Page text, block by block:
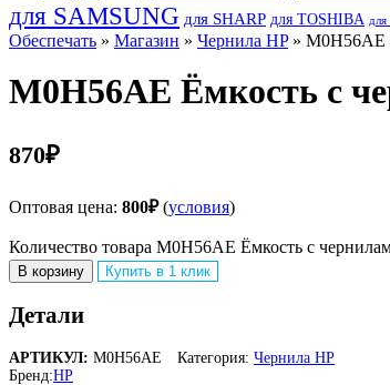
для SAMSUNG для SHARP для TOSHIBA для
Обеспечать » Магазин » Чернила HP» M0H56AE
M0H56AE Ёмкость с
870₽
Оптовая цена: 800₽(условия)
Количество товара M0H56AE Ёмкость с
В корзину Купить в 1 клик
Детали
АРТИКУЛ: M0H56AE Категория: Чернила HP
Бренд:HP